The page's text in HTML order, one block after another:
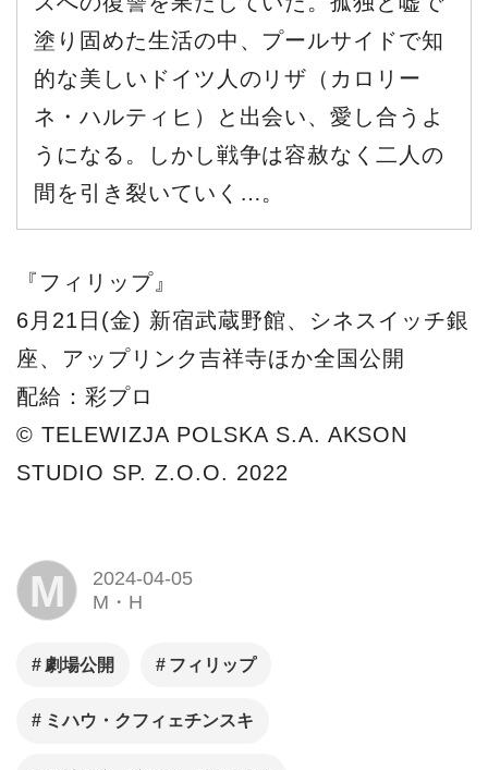
塗り固めた生活の中、プールサイドで知
的な美しいドイツ人のリザ（カロリー
ネ・ハルティヒ）と出会い、愛し合うよ
うになる。しかし戦争は容赦なく二人の
間を引き裂いていく…。
『フィリップ』
6月21日(金) 新宿武蔵野館、シネスイッチ銀
座、アップリンク吉祥寺ほか全国公開
配給：彩プロ
© TELEWIZJA POLSKA S.A. AKSON
STUDIO SP. Z.O.O. 2022
M
2024-04-05
M・H
劇場公開 フィリップ
ミハウ・クフィェチンスキ